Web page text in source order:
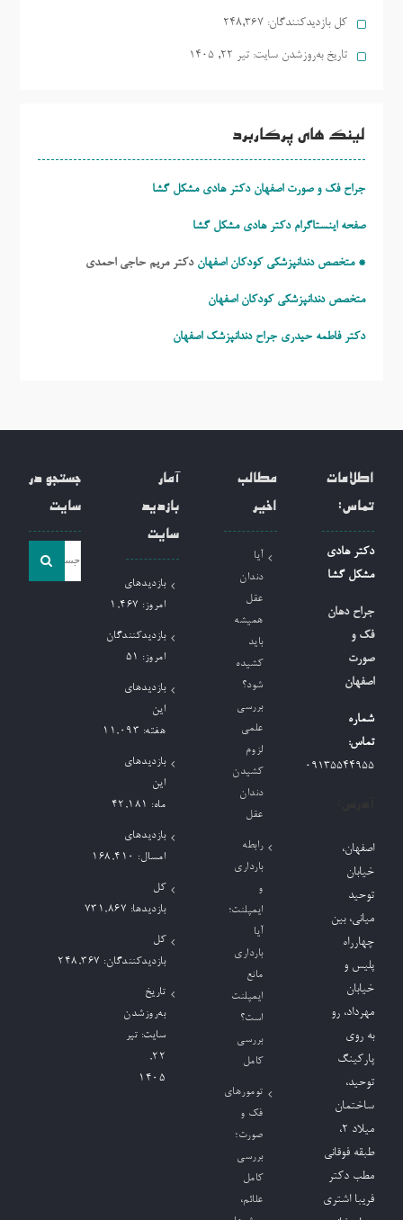
کل بازدیدکنند‌گان: 248,367
تاریخ به‌روزشدن سایت: تیر ۲۲, ۱۴۰۵
لینک های پرکاربرد
جراح فک و صورت اصفهان دکتر هادی مشکل گشا
صفحه اینستاگرام دکتر هادی مشکل گشا
* متخصص دندانپزشکی کودکان اصفهان دکتر مریم حاجی احمدی
متخصص دندانپزشکی کودکان اصفهان
دکتر فاطمه حیدری جراح دندانپزشک اصفهان
اطلاعات
تماس:
دکتر هادی
مشکل گشا
جراح دهان
فک و
صورت
اصفهان
شماره
تماس:
09135544955
اصفهان،
خیابان
توحید
میانی، بین
چهارراه
پلیس و
خیابان
مهرداد، رو
به روی
پارکینگ
توحید،
ساختمان
میلاد ٢،
طبقه فوقانی
مطب دکتر
فریبا اشتری
مطالب
اخیر
آیا
دندان
عقل
همیشه
باید
کشیده
شود؟
بررسی
علمی
لزوم
کشیدن
دندان
عقل
رابطه
بارداری
و
ایمپلنت؛
آیا
بارداری
مانع
ایمپلنت
است؟
بررسی
کامل
تومورهای
فک و
صورت؛
بررسی
کامل
علائم،
آمار
بازدید
سایت
بازدیدهای
امروز: 1,467
بازدیدکنندگان
امروز: 51
بازدیدهای
این
هفته: 11,093
بازدیدهای
این
ماه: 42,181
بازدیدهای
امسال: 168,410
کل
بازدیدها: 731,867
کل
بازدیدکنند‌گان: 248,367
تاریخ
به‌روزشدن
سایت: تیر
۲۲,
۱۴۰۵
جستجو در
سایت